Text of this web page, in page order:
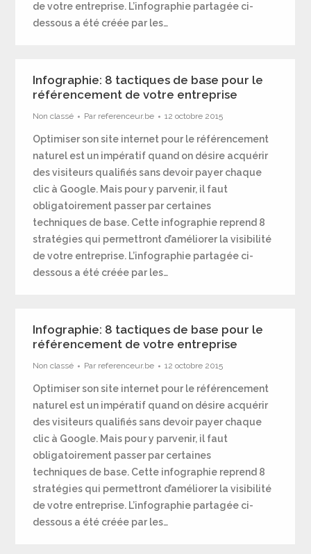
de votre entreprise. L’infographie partagée ci-
dessous a été créée par les…
Infographie: 8 tactiques de base pour le
référencement de votre entreprise
Non classé Par referenceur.be 12 octobre 2015
Optimiser son site internet pour le référencement
naturel est un impératif quand on désire acquérir
des visiteurs qualifiés sans devoir payer chaque
clic à Google. Mais pour y parvenir, il faut
obligatoirement passer par certaines
techniques de base. Cette infographie reprend 8
stratégies qui permettront d’améliorer la visibilité
de votre entreprise. L’infographie partagée ci-
dessous a été créée par les…
Infographie: 8 tactiques de base pour le
référencement de votre entreprise
Non classé Par referenceur.be 12 octobre 2015
Optimiser son site internet pour le référencement
naturel est un impératif quand on désire acquérir
des visiteurs qualifiés sans devoir payer chaque
clic à Google. Mais pour y parvenir, il faut
obligatoirement passer par certaines
techniques de base. Cette infographie reprend 8
stratégies qui permettront d’améliorer la visibilité
de votre entreprise. L’infographie partagée ci-
dessous a été créée par les…